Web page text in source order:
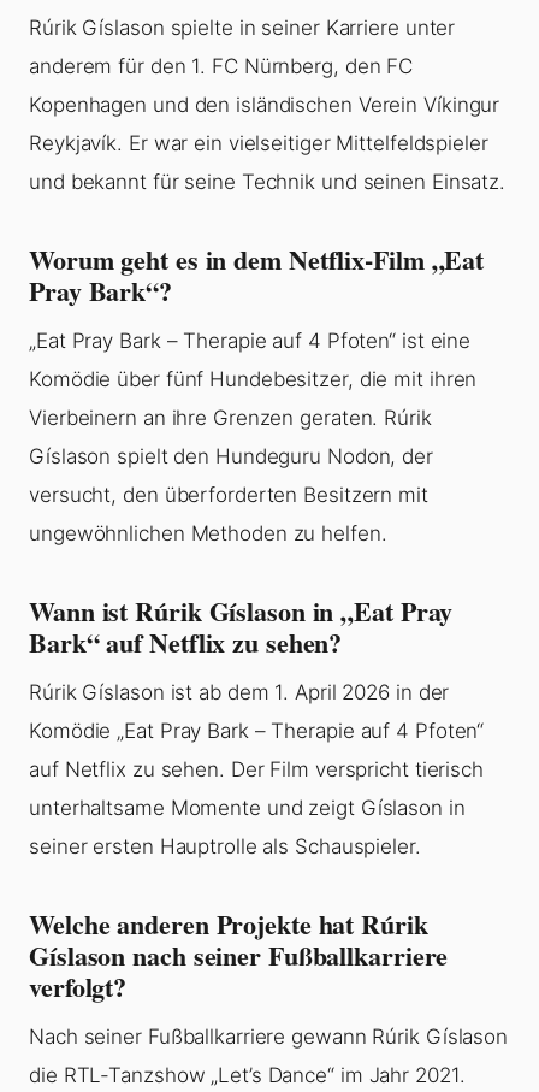
Rúrik Gíslason spielte in seiner Karriere unter
anderem für den 1. FC Nürnberg, den FC
Kopenhagen und den isländischen Verein Víkingur
Reykjavík. Er war ein vielseitiger Mittelfeldspieler
und bekannt für seine Technik und seinen Einsatz.
Worum geht es in dem Netflix-Film „Eat
Pray Bark“?
„Eat Pray Bark – Therapie auf 4 Pfoten“ ist eine
Komödie über fünf Hundebesitzer, die mit ihren
Vierbeinern an ihre Grenzen geraten. Rúrik
Gíslason spielt den Hundeguru Nodon, der
versucht, den überforderten Besitzern mit
ungewöhnlichen Methoden zu helfen.
Wann ist Rúrik Gíslason in „Eat Pray
Bark“ auf Netflix zu sehen?
Rúrik Gíslason ist ab dem 1. April 2026 in der
Komödie „Eat Pray Bark – Therapie auf 4 Pfoten“
auf Netflix zu sehen. Der Film verspricht tierisch
unterhaltsame Momente und zeigt Gíslason in
seiner ersten Hauptrolle als Schauspieler.
Welche anderen Projekte hat Rúrik
Gíslason nach seiner Fußballkarriere
verfolgt?
Nach seiner Fußballkarriere gewann Rúrik Gíslason
die RTL-Tanzshow „Let’s Dance“ im Jahr 2021.